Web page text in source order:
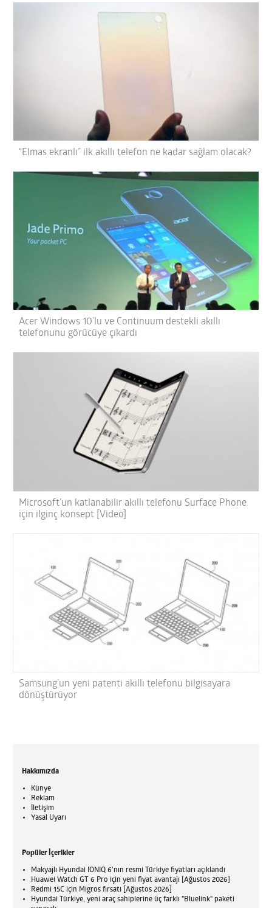
“Elmas ekranlı” ilk akıllı telefon ne kadar sağlam olacak?
Acer Windows 10’lu ve Continuum destekli akıllı
telefonunu görücüye çıkardı
Microsoft’un katlanabilir akıllı telefonu Surface Phone
için ilginç konsept [Video]
Samsung’un yeni patenti akıllı telefonu bilgisayara
dönüştürüyor
Hakkımızda
Künye
Reklam
İletişim
Yasal Uyarı
Popüler İçerikler
Makyajlı Hyundai IONIQ 6'nın resmi Türkiye fiyatları açıklandı
Huawei Watch GT 6 Pro için yeni fiyat avantajı [Ağustos 2026]
Redmi 15C için Migros fırsatı [Ağustos 2026]
Hyundai Türkiye, yeni araç sahiplerine üç farklı "Bluelink" paketi